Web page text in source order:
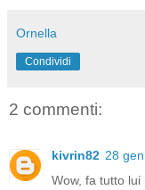
Ornella
Condividi
2 commenti:
kivrin82 28
Wow, fa tutto lui